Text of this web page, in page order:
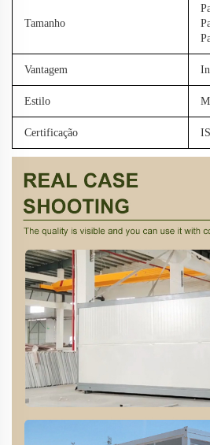
Tamanho
Vantagem
Estilo
Certificação